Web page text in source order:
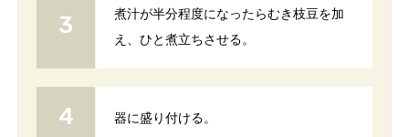
煮汁が半分程度になったらむき枝豆を加
え、ひと煮立ちさせる。
器に盛り付ける。